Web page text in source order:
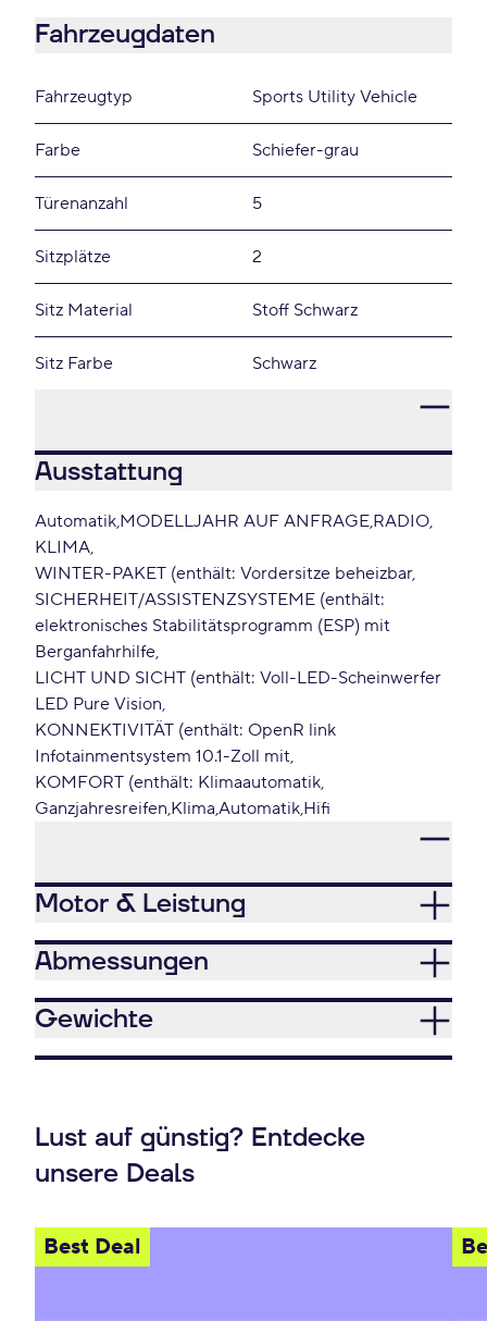
Fahrzeugdaten
Fahrzeugtyp Sports Utility Vehicle
Farbe Schiefer-grau
Türenanzahl 5
Sitzplätze 2
Sitz Material Stoff Schwarz
Sitz Farbe Schwarz
Ausstattung
Automatik MODELLJAHR AUF ANFRAGE RADIO
KLIMA
WINTER-PAKET (enthält: Vordersitze beheizbar
SICHERHEIT/ASSISTENZSYSTEME (enthält:
elektronisches Stabilitätsprogramm (ESP) mit
Berganfahrhilfe
LICHT UND SICHT (enthält: Voll-LED-Scheinwerfer
LED Pure Vision
KONNEKTIVITÄT (enthält: OpenR link
Infotainmentsystem 10.1-Zoll mit
KOMFORT (enthält: Klimaautomatik
Ganzjahresreifen Klima Automatik Hifi
Motor & Leistung
Abmessungen
Gewichte
Lust auf günstig? Entdecke
unsere Deals
Best Deal